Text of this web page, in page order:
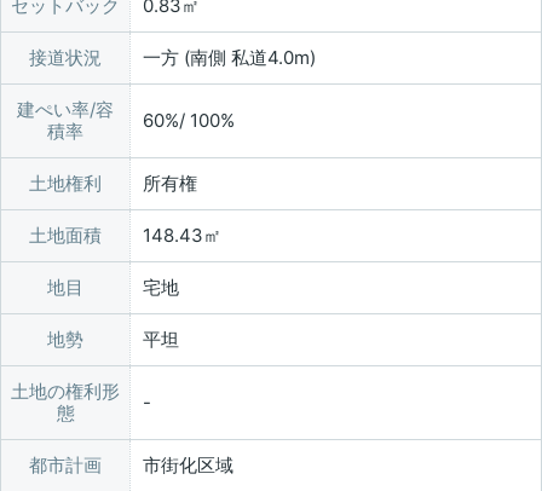
セットバック 0.83㎡
接道状況 一方 (南側 私道4.0m)
建ぺい率/容
積率
60%/ 100%
土地権利 所有権
土地面積 148.43㎡
地目 宅地
地勢 平坦
土地の権利形
態
都市計画 市街化区域